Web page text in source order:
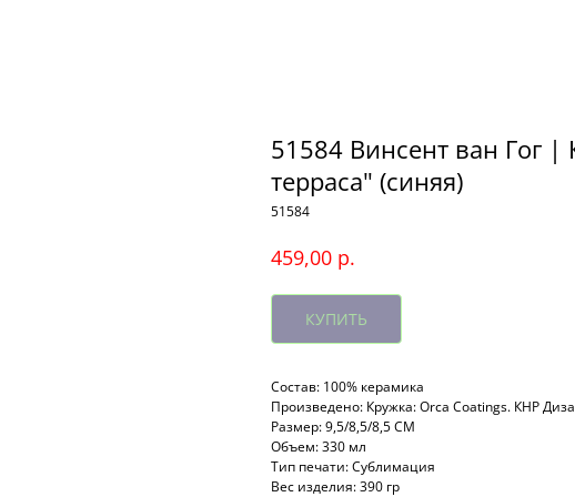
51584 Винсент ван Гог
терраса" (синяя)
51584
459,00 р.
КУПИТЬ
Состав: 100% керамика
Произведено: Кружка: Orca Coatings. КНР
Размер: 9,5/8,5/8,5 СМ
Объем: 330 мл
Тип печати: Сублимация
Вес изделия: 390 гр